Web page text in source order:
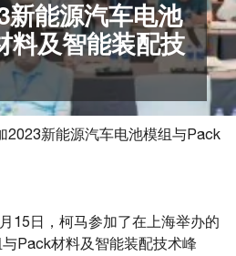
新能源汽车电池
料及智能装配技
2023新能源汽车电池模组与Pack
15日，柯马参加了在上海举办的
Pack材料及智能装配技术峰